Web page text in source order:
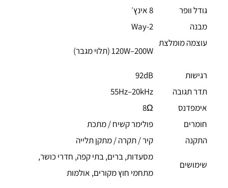
גודל וופר
8 אינץ׳
מבנה
2-Way
עוצמה מומלצת
120W–200W (תלוי מגבר)
רגישות
92dB
תדר תגובה
55Hz–20kHz
אימפדנס
8Ω
חומרים
פולימר קשיח / מתכת
התקנה
קיר / תקרה / מתקן תלייה
שימושים
מסעדות, ברים, בתי קפה, חדרי כושר,
מתחמי חוץ מקורים, אולמות